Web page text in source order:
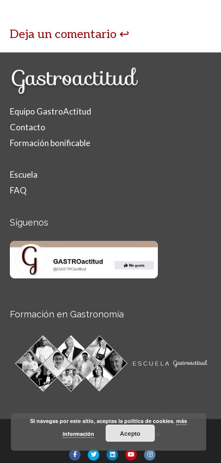
Deja un comentario
Equipo GastroActitud
Contacto
Formación bonificable
Escuela
FAQ
Síguenos
Formación en Gastronomía
Aviso legal Condiciones de Uso
FacebookTwitterLinkedinYoutubeInstagram
Si navegas por este sitio, aceptas la política de cookies.más
información
Acepto